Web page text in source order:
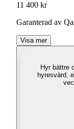
11 400 kr
Garanterad av
Visa mer
Hyr bättre
hyresvärd,